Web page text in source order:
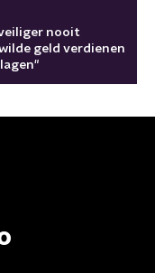
nooit
geld verdienen